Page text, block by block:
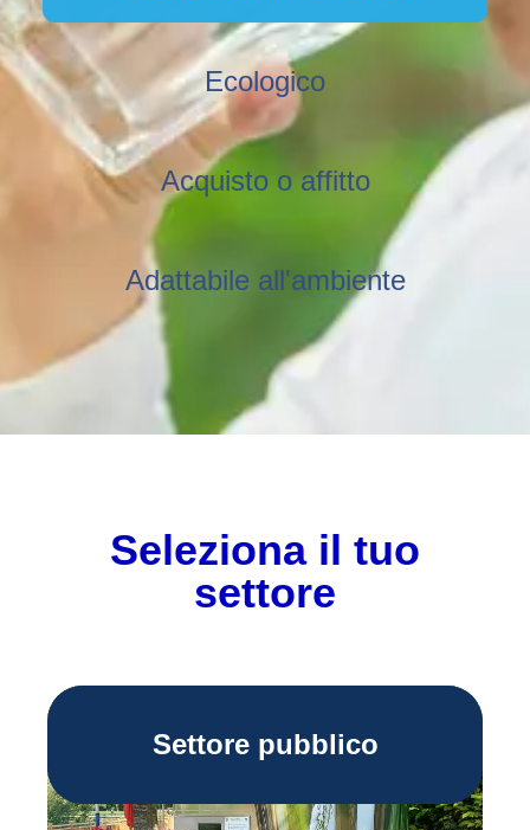
Ecologico
Acquisto o affitto
Adattabile all'ambiente
Seleziona il tuo
settore
Settore pubblico